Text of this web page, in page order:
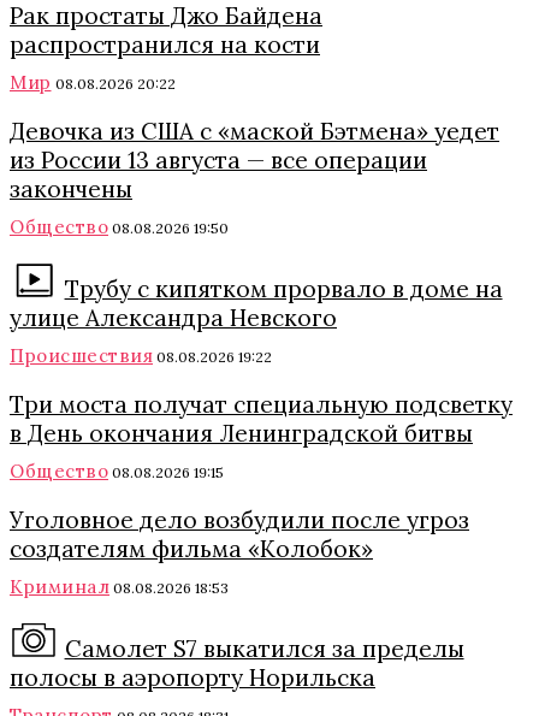
Рак простаты Джо Байдена
распространился на кости
Мир 08.08.2026 20:22
Девочка из США с «маской Бэтмена» уедет
из России 13 августа — все операции
закончены
Общество 08.08.2026 19:50
Трубу с кипятком прорвало в доме на
улице Александра Невского
Происшествия 08.08.2026 19:22
Три моста получат специальную подсветку
в День окончания Ленинградской битвы
Общество 08.08.2026 19:15
Уголовное дело возбудили после угроз
создателям фильма «Колобок»
Криминал 08.08.2026 18:53
Самолет S7 выкатился за пределы
полосы в аэропорту Норильска